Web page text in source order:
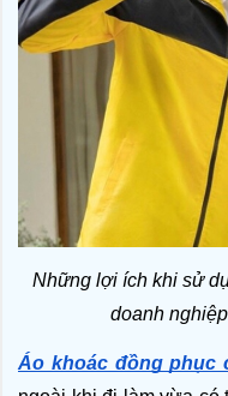
Những lợi ích khi sử
doanh
Áo khoác đồng phục